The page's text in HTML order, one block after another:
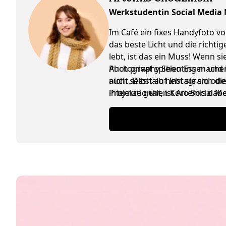
Werkstudentin Social Media
Im Café ein fixes Handyfoto
das beste Licht und die
lebt, ist das ein Muss! Wenn
Photography Shooting
nicht. Deshalb hebt sie sich
internationalen Koro Social
Auch privat spielen Essen
auch selbst auf Instagram
Projekte geht, ist Artemis
ausgetauscht werden, ist das